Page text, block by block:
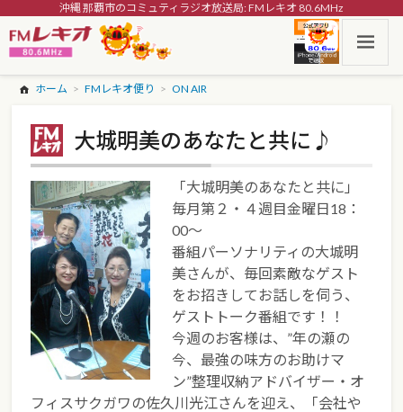
沖縄 那覇市のコミュティラジオ放送局: FMレキオ 80.6MHz
ホーム FMレキオ便り ON AIR
大城明美のあなたと共に♪
「大城明美のあなたと共に」
毎月第２・４週目金曜日18：
00～
番組パーソナリティの大城明
美さんが、毎回素敵なゲスト
をお招きしてお話しを伺う、
ゲストトーク番組です！！
今週のお客様は、”年の瀬の
今、最強の味方のお助けマ
ン”整理収納アドバイザー・オ
フィスサクガワの佐久川光江さんを迎え、「会社や